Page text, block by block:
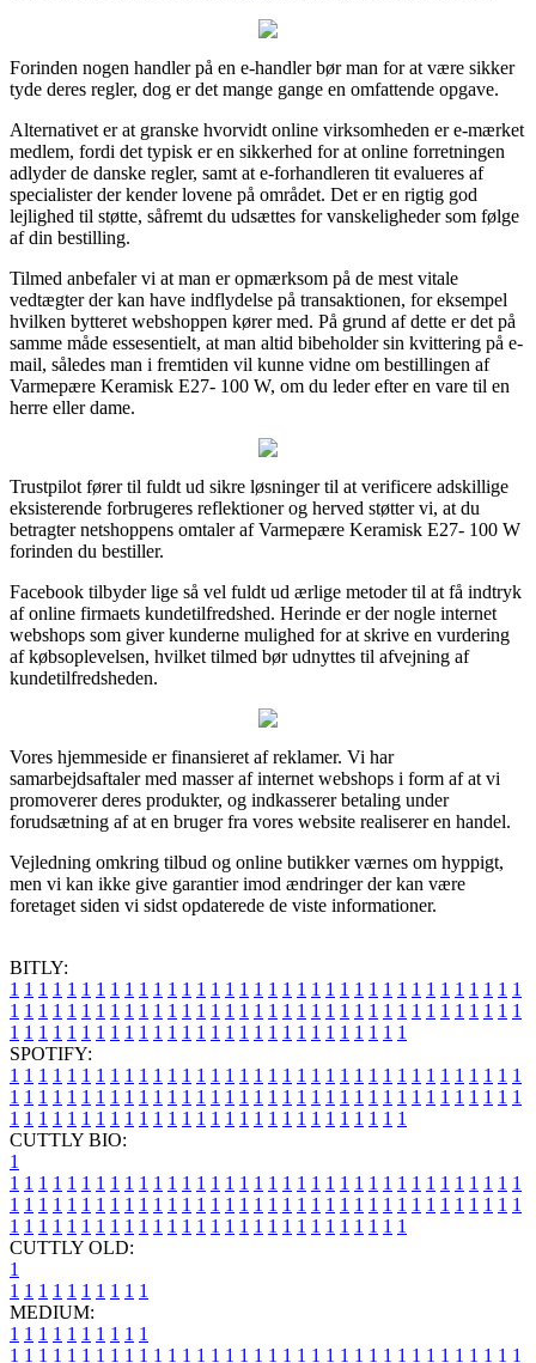
Forinden nogen handler på en e-handler bør man for at være sikker
tyde deres regler, dog er det mange gange en omfattende opgave.
Alternativet er at granske hvorvidt online virksomheden er e-mærket
medlem, fordi det typisk er en sikkerhed for at online forretningen
adlyder de danske regler, samt at e-forhandleren tit evalueres af
specialister der kender lovene på området. Det er en rigtig god
lejlighed til støtte, såfremt du udsættes for vanskeligheder som følge
af din bestilling.
Tilmed anbefaler vi at man er opmærksom på de mest vitale
vedtægter der kan have indflydelse på transaktionen, for eksempel
hvilken bytteret webshoppen kører med. På grund af dette er det på
samme måde essesentielt, at man altid bibeholder sin kvittering på e-
mail, således man i fremtiden vil kunne vidne om bestillingen af
Varmepære Keramisk E27- 100 W, om du leder efter en vare til en
herre eller dame.
Trustpilot fører til fuldt ud sikre løsninger til at verificere adskillige
eksisterende forbrugeres reflektioner og herved støtter vi, at du
betragter netshoppens omtaler af Varmepære Keramisk E27- 100 W
forinden du bestiller.
Facebook tilbyder lige så vel fuldt ud ærlige metoder til at få indtryk
af online firmaets kundetilfredshed. Herinde er der nogle internet
webshops som giver kunderne mulighed for at skrive en vurdering
af købsoplevelsen, hvilket tilmed bør udnyttes til afvejning af
kundetilfredsheden.
Vores hjemmeside er finansieret af reklamer. Vi har
samarbejdsaftaler med masser af internet webshops i form af at vi
promoverer deres produkter, og indkasserer betaling under
forudsætning af at en bruger fra vores website realiserer en handel.
Vejledning omkring tilbud og online butikker værnes om hyppigt,
men vi kan ikke give garantier imod ændringer der kan være
foretaget siden vi sidst opdaterede de viste informationer.
BITLY:
1 1 1 1 1 1 1 1 1 1 1 1 1 1 1 1 1 1 1 1 1 1 1 1 1 1 1 1 1 1 1 1 1 1 1 1
1 1 1 1 1 1 1 1 1 1 1 1 1 1 1 1 1 1 1 1 1 1 1 1 1 1 1 1 1 1 1 1 1 1 1 1
1 1 1 1 1 1 1 1 1 1 1 1 1 1 1 1 1 1 1 1 1 1 1 1 1 1 1 1
SPOTIFY:
1 1 1 1 1 1 1 1 1 1 1 1 1 1 1 1 1 1 1 1 1 1 1 1 1 1 1 1 1 1 1 1 1 1 1 1
1 1 1 1 1 1 1 1 1 1 1 1 1 1 1 1 1 1 1 1 1 1 1 1 1 1 1 1 1 1 1 1 1 1 1 1
1 1 1 1 1 1 1 1 1 1 1 1 1 1 1 1 1 1 1 1 1 1 1 1 1 1 1 1
CUTTLY BIO:
1
1 1 1 1 1 1 1 1 1 1 1 1 1 1 1 1 1 1 1 1 1 1 1 1 1 1 1 1 1 1 1 1 1 1 1 1
1 1 1 1 1 1 1 1 1 1 1 1 1 1 1 1 1 1 1 1 1 1 1 1 1 1 1 1 1 1 1 1 1 1 1 1
1 1 1 1 1 1 1 1 1 1 1 1 1 1 1 1 1 1 1 1 1 1 1 1 1 1 1 1
CUTTLY OLD:
1
1 1 1 1 1 1 1 1 1 1
MEDIUM:
1 1 1 1 1 1 1 1 1 1
1 1 1 1 1 1 1 1 1 1 1 1 1 1 1 1 1 1 1 1 1 1 1 1 1 1 1 1 1 1 1 1 1 1 1 1